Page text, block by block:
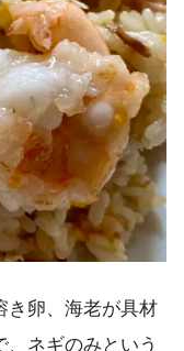
き卵、海老が具材
ネギのみという